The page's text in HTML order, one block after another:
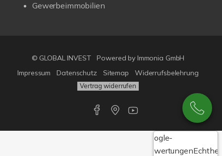
Gewerbeimmobilien
© GLOBAL INVEST Powered by Immonia GmbH
Impressum
Datenschutz Sitemap Widerrufsbelehrung
Vertrag widerrufen
Google-
Bewertungen